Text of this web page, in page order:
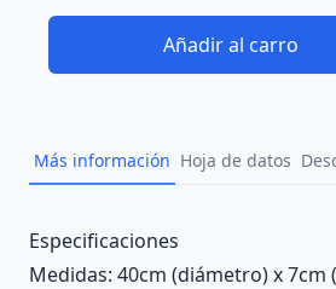
Añadir al carro
Más información Hoja de datos
Description
Especificaciones
Medidas: 40cm (diámetro) x 7cm